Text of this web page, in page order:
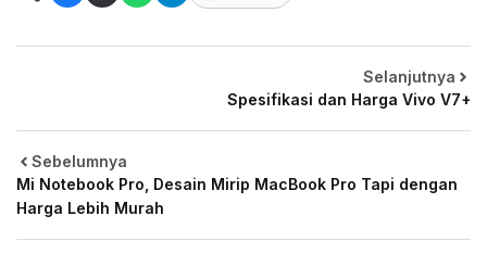
Sebelumnya
Mi Notebook Pro, Desain Mirip MacBook Pro Tapi dengan
Harga Lebih Murah
Selanjutnya
Spesifikasi dan Harga Vivo V7+